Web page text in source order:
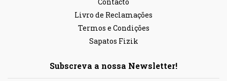
Livro de Reclamações
Termos e Condições
Sapatos Fizik
Subscreva a nossa Newsletter!